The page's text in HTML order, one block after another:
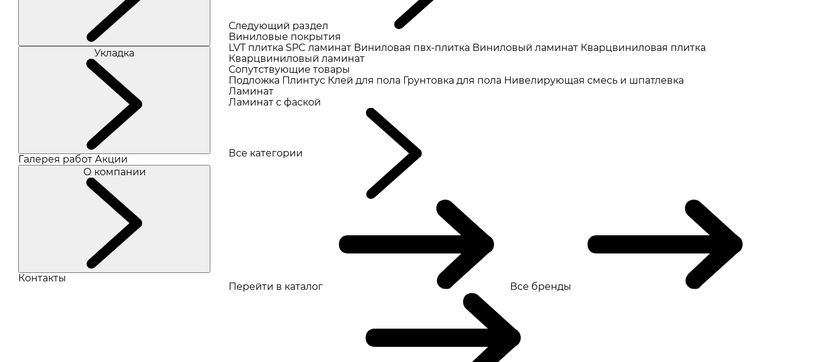
Укладка
Галерея работ Акции
О компании
Контакты
Следующий раздел
Виниловые покрытия
LVT плитка SPC ламинат Виниловая пвх-плитка Виниловый ламинат Кварцвиниловая плитка
Кварцвиниловый ламинат
Сопутствующие товары
Подложка Плинтус Клей для пола Грунтовка для пола Нивелирующая смесь и шпатлевка
Ламинат
Ламинат с фаской
Все катeгории
Перейти в каталог Все бренды